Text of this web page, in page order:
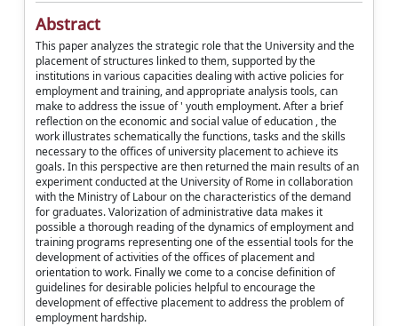
Abstract
This paper analyzes the strategic role that the University and the
placement of structures linked to them, supported by the
institutions in various capacities dealing with active policies for
employment and training, and appropriate analysis tools, can
make to address the issue of ' youth employment. After a brief
reflection on the economic and social value of education , the
work illustrates schematically the functions, tasks and the skills
necessary to the offices of university placement to achieve its
goals. In this perspective are then returned the main results of an
experiment conducted at the University of Rome in collaboration
with the Ministry of Labour on the characteristics of the demand
for graduates. Valorization of administrative data makes it
possible a thorough reading of the dynamics of employment and
training programs representing one of the essential tools for the
development of activities of the offices of placement and
orientation to work. Finally we come to a concise definition of
guidelines for desirable policies helpful to encourage the
development of effective placement to address the problem of
employment hardship.